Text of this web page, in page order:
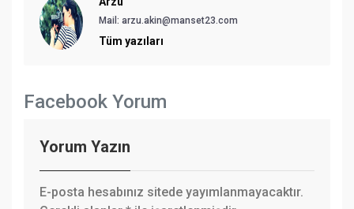
Mail: arzu.akin@manset23.com
Tüm yazıları
Facebook Yorum
Yorum Yazın
E-posta hesabınız sitede yayımlanmayacaktır.